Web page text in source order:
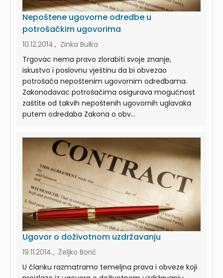
Nepoštene ugovorne odredbe u
potrošačkim ugovorima
10.12.2014., Zinka Bulka
Trgovac nema pravo zlorabiti svoje znanje,
iskustvo i poslovnu vještinu da bi obvezao
potrošača nepoštenim ugovornim odredbama.
Zakonodavac potrošačima osigurava mogućnost
zaštite od takvih nepoštenih ugovornih uglavaka
putem odredaba Zakona o obv...
Ugovor o doživotnom uzdržavanju
19.11.2014., Željko Borić
U članku razmatramo temeljna prava i obveze koji